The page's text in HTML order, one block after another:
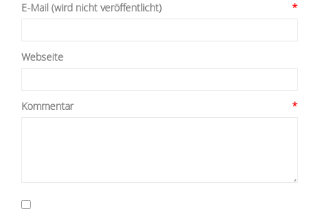
E-Mail (wird nicht veröffentlicht) *
Webseite
Kommentar *